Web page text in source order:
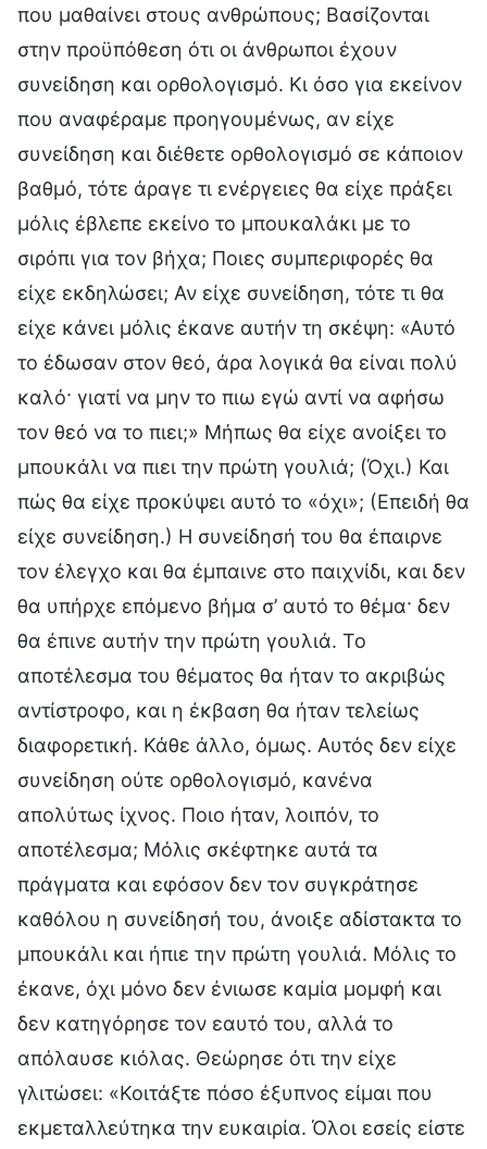
που μαθαίνει στους ανθρώπους; Βασίζονται
στην προϋπόθεση ότι οι άνθρωποι έχουν
συνείδηση και ορθολογισμό. Κι όσο για εκείνον
που αναφέραμε προηγουμένως, αν είχε
συνείδηση και διέθετε ορθολογισμό σε κάποιον
βαθμό, τότε άραγε τι ενέργειες θα είχε πράξει
μόλις έβλεπε εκείνο το μπουκαλάκι με το
σιρόπι για τον βήχα; Ποιες συμπεριφορές θα
είχε εκδηλώσει; Αν είχε συνείδηση, τότε τι θα
είχε κάνει μόλις έκανε αυτήν τη σκέψη: «Αυτό
το έδωσαν στον θεό, άρα λογικά θα είναι πολύ
καλό· γιατί να μην το πιω εγώ αντί να αφήσω
τον θεό να το πιει;» Μήπως θα είχε ανοίξει το
μπουκάλι να πιει την πρώτη γουλιά; (Όχι.) Και
πώς θα είχε προκύψει αυτό το «όχι»; (Επειδή θα
είχε συνείδηση.) Η συνείδησή του θα έπαιρνε
τον έλεγχο και θα έμπαινε στο παιχνίδι, και δεν
θα υπήρχε επόμενο βήμα σ’ αυτό το θέμα· δεν
θα έπινε αυτήν την πρώτη γουλιά. Το
αποτέλεσμα του θέματος θα ήταν το ακριβώς
αντίστροφο, και η έκβαση θα ήταν τελείως
διαφορετική. Κάθε άλλο, όμως. Αυτός δεν είχε
συνείδηση ούτε ορθολογισμό, κανένα
απολύτως ίχνος. Ποιο ήταν, λοιπόν, το
αποτέλεσμα; Μόλις σκέφτηκε αυτά τα
πράγματα και εφόσον δεν τον συγκράτησε
καθόλου η συνείδησή του, άνοιξε αδίστακτα το
μπουκάλι και ήπιε την πρώτη γουλιά. Μόλις το
έκανε, όχι μόνο δεν ένιωσε καμία μομφή και
δεν κατηγόρησε τον εαυτό του, αλλά το
απόλαυσε κιόλας. Θεώρησε ότι την είχε
γλιτώσει: «Κοιτάξτε πόσο έξυπνος είμαι που
εκμεταλλεύτηκα την ευκαιρία. Όλοι εσείς είστε